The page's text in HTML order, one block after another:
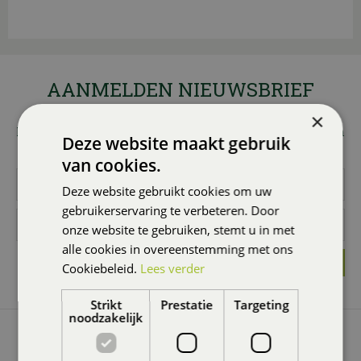
AANMELDEN NIEUWSBRIEF
Wilt u 1x per maand onze nieuwsbrief ontvangen met
leuke acties en promoties? Meld u dan hier aan! Wij slaan
uw gegevens secuur op conform onzeprivacy policy.
GROENCENTRUM BRUGGE
×
Deze website maakt gebruik
van cookies.
Deze website gebruikt cookies om uw
gebruikerservaring te verbeteren. Door
onze website te gebruiken, stemt u in met
alle cookies in overeenstemming met ons
Cookiebeleid. Lees verder
Strikt
noodzakelijk
Prestatie Targeting